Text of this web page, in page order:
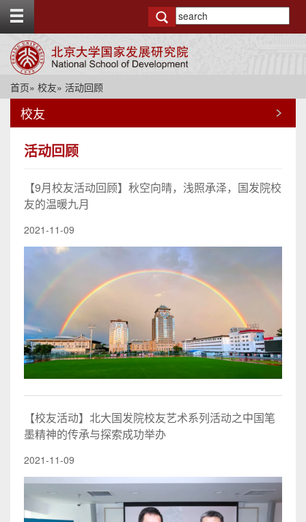
g
o
首页» 校友» 活动回顾
校友
活动回顾
【9月校友活动回顾】秋空向晴，浅照承泽，国发院校
友的温暖九月
2021-11-09
【校友活动】北大国发院校友艺术系列活动之中国笔
墨精神的传承与探索成功举办
2021-11-09